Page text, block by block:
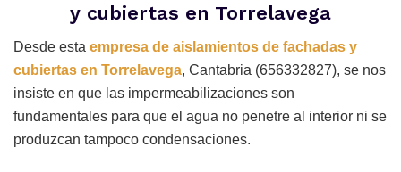
y cubiertas en Torrelavega
Desde esta empresa de aislamientos de fachadas y
cubiertas en Torrelavega, Cantabria (656332827), se nos
insiste en que las impermeabilizaciones son
fundamentales para que el agua no penetre al interior ni se
produzcan tampoco condensaciones.